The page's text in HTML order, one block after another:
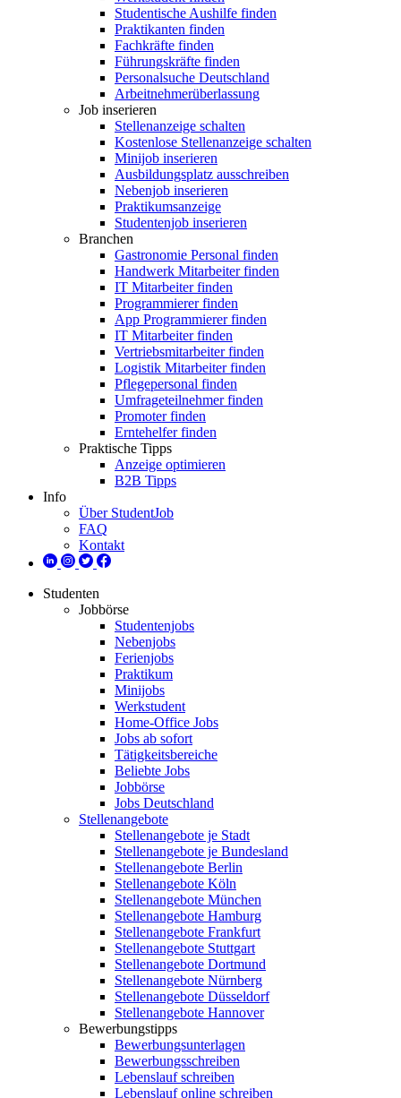
Studentische Aushilfe finden
Praktikanten finden
Fachkräfte finden
Führungskräfte finden
Personalsuche Deutschland
Arbeitnehmerüberlassung
Job inserieren
Stellenanzeige schalten
Kostenlose Stellenanzeige schalten
Minijob inserieren
Ausbildungsplatz ausschreiben
Nebenjob inserieren
Praktikumsanzeige
Studentenjob inserieren
Branchen
Gastronomie Personal finden
Handwerk Mitarbeiter finden
IT Mitarbeiter finden
Programmierer finden
App Programmierer finden
IT Mitarbeiter finden
Vertriebsmitarbeiter finden
Logistik Mitarbeiter finden
Pflegepersonal finden
Umfrageteilnehmer finden
Promoter finden
Erntehelfer finden
Praktische Tipps
Anzeige optimieren
B2B Tipps
Info
Über StudentJob
FAQ
Kontakt
Studenten
Jobbörse
Studentenjobs
Nebenjobs
Ferienjobs
Praktikum
Minijobs
Werkstudent
Home-Office Jobs
Jobs ab sofort
Tätigkeitsbereiche
Beliebte Jobs
Jobbörse
Jobs Deutschland
Stellenangebote
Stellenangebote je Stadt
Stellenangebote je Bundesland
Stellenangebote Berlin
Stellenangebote Köln
Stellenangebote München
Stellenangebote Hamburg
Stellenangebote Frankfurt
Stellenangebote Stuttgart
Stellenangebote Dortmund
Stellenangebote Nürnberg
Stellenangebote Düsseldorf
Stellenangebote Hannover
Bewerbungstipps
Bewerbungsunterlagen
Bewerbungsschreiben
Lebenslauf schreiben
Lebenslauf online schreiben